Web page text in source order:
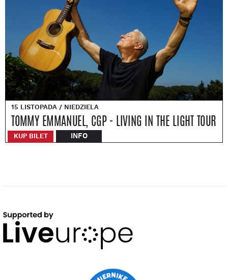
15 LISTOPADA / NIEDZIELA
TOMMY EMMANUEL, CGP - LIVING IN THE LIGHT TOUR
KUP BILET INFO